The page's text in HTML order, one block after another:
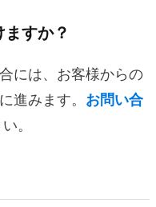
すか？
には、お客様からの
進みます。 お問い合
。